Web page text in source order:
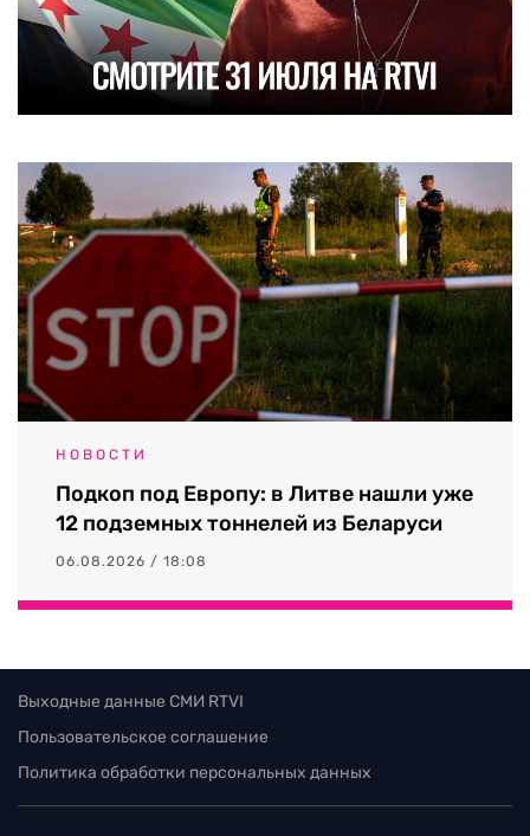
НОВОСТИ
Подкоп под Европу: в Литве нашли уже
12 подземных тоннелей из Беларуси
06.08.2026 / 18:08
Выходные данные СМИ RTVI
Пользовательское соглашение
Политика обработки персональных данных